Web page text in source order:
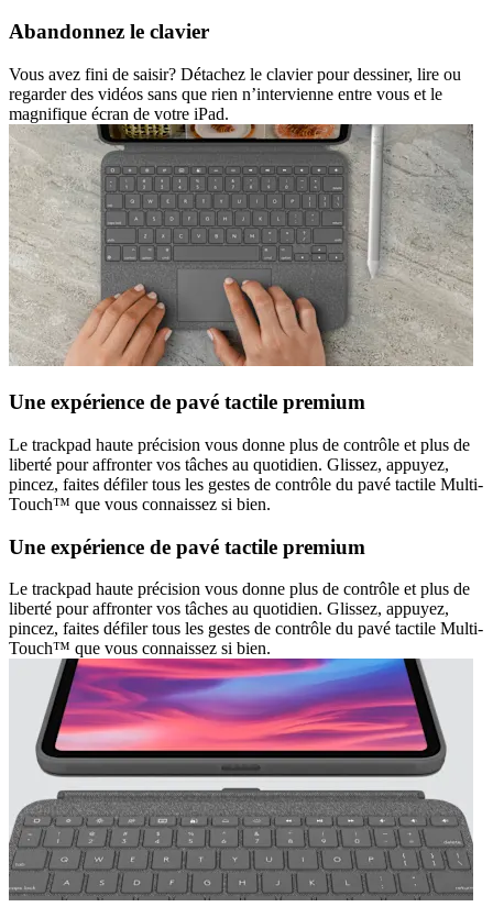
Abandonnez le clavier
Vous avez fini de saisir? Détachez le clavier pour dessiner, lire ou
regarder des vidéos sans que rien n’intervienne entre vous et le
magnifique écran de votre iPad.
Une expérience de pavé tactile premium
Le trackpad haute précision vous donne plus de contrôle et plus de
liberté pour affronter vos tâches au quotidien. Glissez, appuyez,
pincez, faites défiler tous les gestes de contrôle du pavé tactile Multi-
Touch™ que vous connaissez si bien.
Une expérience de pavé tactile premium
Le trackpad haute précision vous donne plus de contrôle et plus de
liberté pour affronter vos tâches au quotidien. Glissez, appuyez,
pincez, faites défiler tous les gestes de contrôle du pavé tactile Multi-
Touch™ que vous connaissez si bien.